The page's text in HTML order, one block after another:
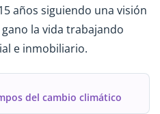
años siguiendo una visión
la vida trabajando
e inmobiliario.
del cambio climático